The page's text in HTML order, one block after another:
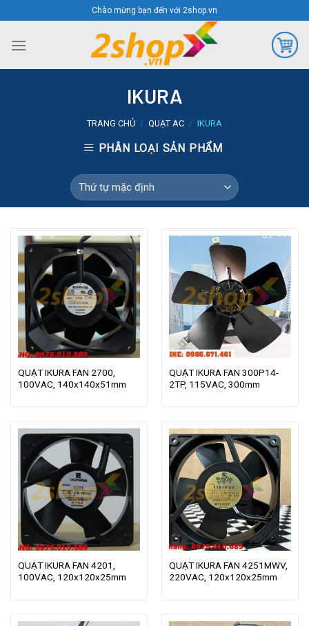
to
content
Chào mừng bạn đến với 2shop.vn
IKURA
TRANG CHỦ / QUẠT AC / IKURA
PHÂN LOẠI SẢN PHẨM
QUẠT IKURA FAN 2700,
100VAC, 140x140x51mm
QUẠT IKURA FAN 300P14-
2TP, 115VAC, 300mm
QUẠT IKURA FAN 4201,
100VAC, 120x120x25mm
QUẠT IKURA FAN 4251MWV,
220VAC, 120x120x25mm